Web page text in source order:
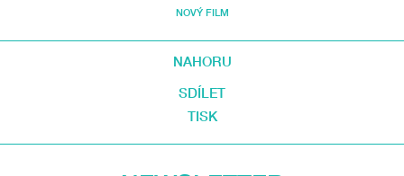
NOVÝ FILM
NAHORU
SDÍLET
TISK